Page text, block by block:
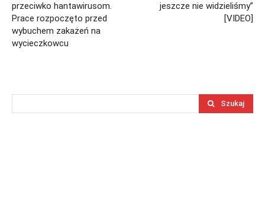
przeciwko hantawirusom.
Prace rozpoczęto przed
wybuchem zakażeń na
wycieczkowcu
jeszcze nie widzieliśmy”
[VIDEO]
Szukaj